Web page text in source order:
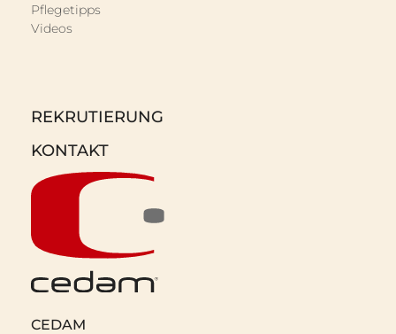
Pflegetipps
Videos
REKRUTIERUNG
KONTAKT
CEDAM